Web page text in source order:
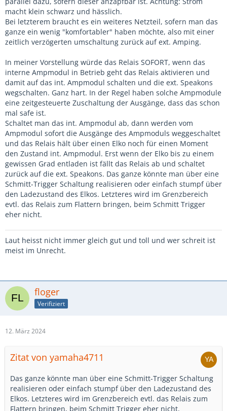
macht klein schwarz und hässlich.
Bei letzterem braucht es ein weiteres Netzteil, sofern man das
ganze ein wenig "komfortabler" haben möchte, also mit einer
zeitlich verzögerten umschaltung zurück auf ext. Amping.
In meiner Vorstellung würde das Relais SOFORT, wenn das
interne Ampmodul in Betrieb geht das Relais aktivieren und
damit auf das int. Ampmodul schalten und die ext. Speakons
wegschalten. Ganz hart. In der Regel haben solche Ampmodule
eine zeitgesteuerte Zuschaltung der Ausgänge, dass das schon
mal safe ist.
Schaltet man das int. Ampmodul ab, dann werden vom
Ampmodul sofort die Ausgänge des Ampmoduls weggeschaltet
und das Relais hält über einen Elko noch für einen Moment
den Zustand int. Ampmodul. Erst wenn der Elko bis zu einem
gewissen Grad entladen ist fällt das Relais ab und schaltet
zurück auf die ext. Speakons. Das ganze könnte man über eine
Schmitt-Trigger Schaltung realisieren oder einfach stumpf über
den Ladezustand des Elkos. Letzteres wird im Grenzbereich
evtl. das Relais zum Flattern bringen, beim Schmitt Trigger
eher nicht.
Laut heisst nicht immer gleich gut und toll und wer schreit ist
meist im Unrecht.
floger
Verifiziert
12. März 2024
Zitat von yamaha4711
Das ganze könnte man über eine Schmitt-Trigger Schaltung
realisieren oder einfach stumpf über den Ladezustand des
Elkos. Letzteres wird im Grenzbereich evtl. das Relais zum
Flattern bringen, beim Schmitt Trigger eher nicht.